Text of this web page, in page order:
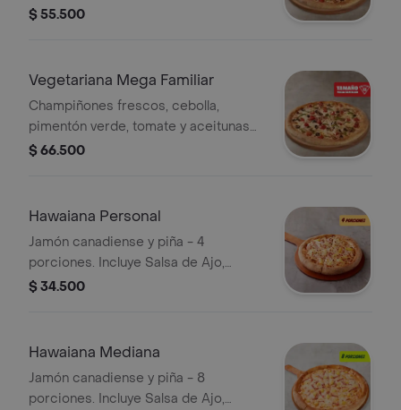
negras. - 10 porciones. Incluye Salsa
$ 55.500
Vegetariana Mega Familiar
Champiñones frescos, cebolla,
pimentón verde, tomate y aceitunas
negras. - 12 porciones. Incluye Salsa
$ 66.500
Hawaiana Personal
Jamón canadiense y piña - 4
porciones. Incluye Salsa de Ajo,
Sazonador Pimienta Roja y
$ 34.500
Hawaiana Mediana
Jamón canadiense y piña - 8
porciones. Incluye Salsa de Ajo,